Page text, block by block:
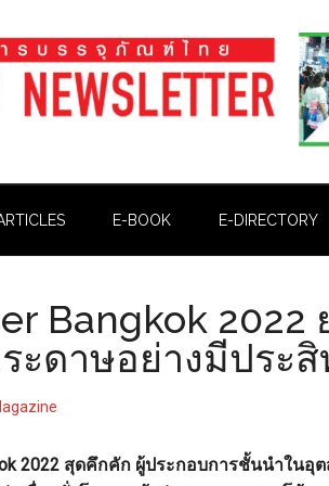
E-BOOK E-DIRECTORY
Bangkok 2022
ะดาษอย่างมีประ
2022 สุดคึกคัก ผู้ประกอบการชั้นนำในอุ